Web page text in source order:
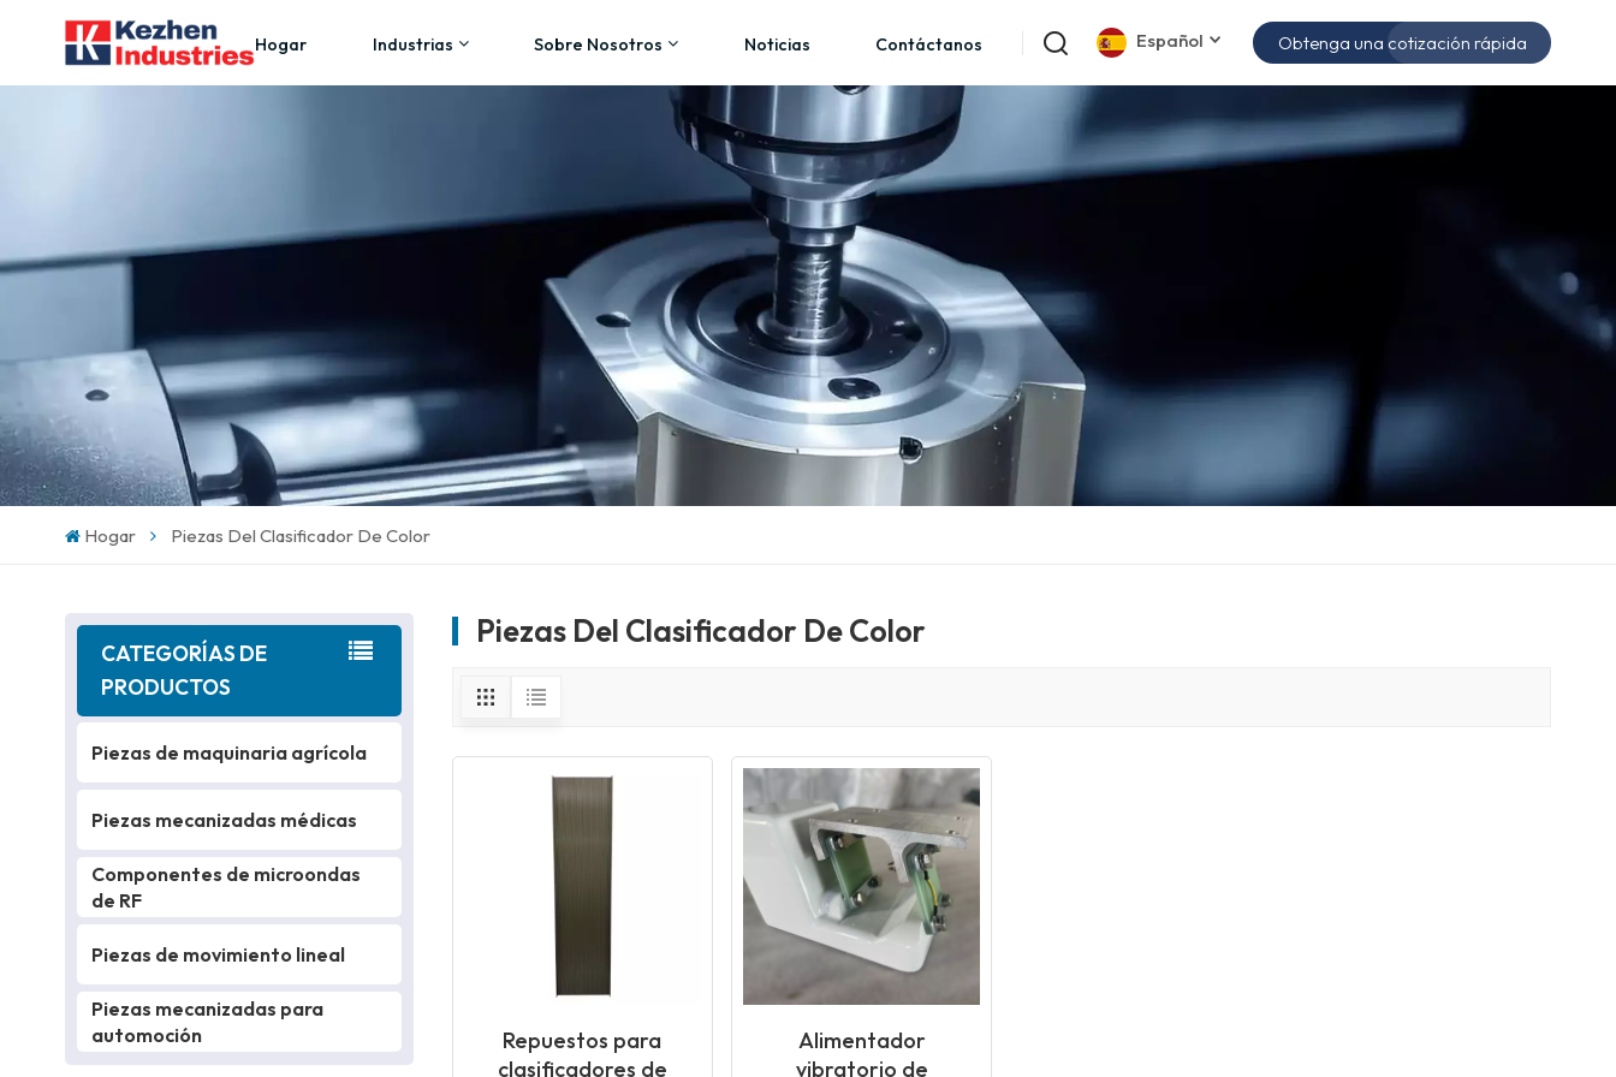
Hogar Industrias Sobre Nosotros Noticias Contáctanos Español
English
Obtenga una cotización rápida
Hogar Piezas Del Clasificador De Color
CATEGORÍAS DE
PRODUCTOS
Piezas de maquinaria agrícola
Piezas mecanizadas médicas
Componentes de microondas
de RF
Piezas de movimiento lineal
Piezas mecanizadas para
automoción
Piezas Del Clasificador De Color
Repuestos para
clasificadores de
Alimentador
vibratorio de